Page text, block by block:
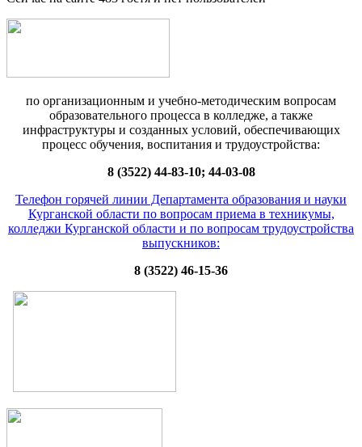
по организационным и учебно-методическим вопросам
образовательного процесса в колледже, а также
инфраструктуры и созданных условий, обеспечивающих
процесс обучения, воспитания и трудоустройства:
8 (3522) 44-83-10; 44-03-08
Телефон горячей линии Департамента образования и науки
Курганской области по вопросам приема в техникумы,
колледжи Курганской области и по вопросам трудоустройства
выпускников:
8 (3522) 46-15-36